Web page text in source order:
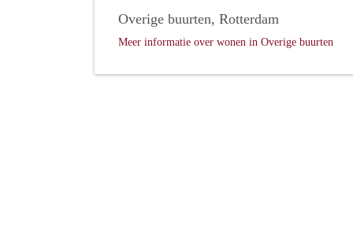
Overige buurten, Rotterdam
Meer informatie over wonen in Overige buurten